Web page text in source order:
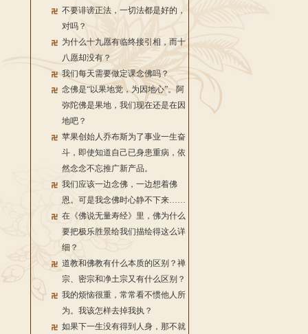
不要诽谤正法，一切法都是好的，
对吗？
为什么十九愿有临终接引相，而十
八愿却没有？
我们每天需要做定课念佛吗？
念佛是“以果地觉，为因地心”。阿
弥陀佛是果地，我们现在还是在因
地吧？
苹果创始人乔布斯为了事业一生奋
斗，即使知道自己已身患重病，依
然念念不忘推广新产品。
我们应该一边念佛，一边想着佛
恩。可是我念佛时心静不下来……
在《佛说无量寿经》里，佛为什么
要把极乐胜景给我们描绘得这么详
细？
道教和佛教有什么本质的区别？禅
宗、密宗和净土宗又有什么区别？
我的烦恼很重，常常看不惯他人所
为。我该怎样去掉我执？
如果下一生没有得到人身，那不就